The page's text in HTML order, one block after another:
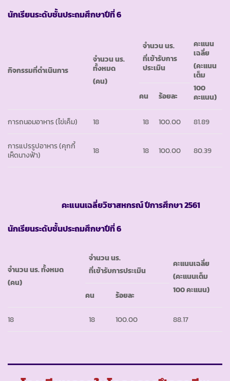
นักเรียนระดับชั้นประถมศึกษาปีที่ 6
กิจกรรมที่ดำเนินการ
จำนวน นร.
ทั้งหมด
(คน)
จำนวน นร.
ที่เข้ารับการ
ประเมิน
คะแนน
เฉลี่ย
(คะแนน
เต็ม
100
คะแนน)
คน ร้อยละ
การถนอมอาหาร (ไข่เค็ม) 18 18 100.00 81.89
การแปรรูปอาหาร (คุกกี้
เห็ดนางฟ้า)
18 18 100.00 80.39
คะแนนเฉลี่ยวิชาสหกรณ์ ปีการศึกษา 2561
นักเรียนระดับชั้นประถมศึกษาปีที่ 6
จำนวน นร. ทั้งหมด
(คน)
จำนวน นร.
ที่เข้ารับการประเมิน
คะแนนเฉลี่ย
(คะแนนเต็ม
100 คะแนน)
คน ร้อยละ
18 18 100.00 88.17